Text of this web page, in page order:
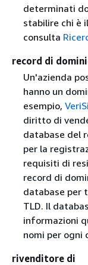
determinati
stabilire chi è
consulta
record di
Un'azienda
hanno un
esempio,
diritto di
database del
per la
requisiti di
record di
database per
TLD. Il
informazioni
nomi per ogni
rivenditore di